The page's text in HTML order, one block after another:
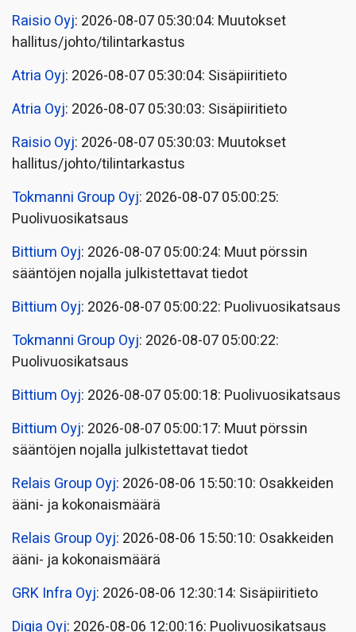
Raisio Oyj: 2026-08-07 05:30:04: Muutokset
hallitus/johto/tilintarkastus
Atria Oyj: 2026-08-07 05:30:04: Sisäpiiritieto
Atria Oyj: 2026-08-07 05:30:03: Sisäpiiritieto
Raisio Oyj: 2026-08-07 05:30:03: Muutokset
hallitus/johto/tilintarkastus
Tokmanni Group Oyj: 2026-08-07 05:00:25:
Puolivuosikatsaus
Bittium Oyj: 2026-08-07 05:00:24: Muut pörssin
sääntöjen nojalla julkistettavat tiedot
Bittium Oyj: 2026-08-07 05:00:22: Puolivuosikatsaus
Tokmanni Group Oyj: 2026-08-07 05:00:22:
Puolivuosikatsaus
Bittium Oyj: 2026-08-07 05:00:18: Puolivuosikatsaus
Bittium Oyj: 2026-08-07 05:00:17: Muut pörssin
sääntöjen nojalla julkistettavat tiedot
Relais Group Oyj: 2026-08-06 15:50:10: Osakkeiden
ääni- ja kokonaismäärä
Relais Group Oyj: 2026-08-06 15:50:10: Osakkeiden
ääni- ja kokonaismäärä
GRK Infra Oyj: 2026-08-06 12:30:14: Sisäpiiritieto
Digia Oyj: 2026-08-06 12:00:16: Puolivuosikatsaus